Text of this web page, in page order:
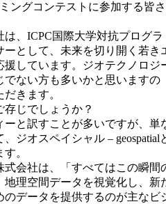
ングコンテストに参加する皆さ
、ICPC国際大学対抗プログラ
ーとして、未来を切り開く若き
援しています。ジオテクノロジ
でない方も多いかと思いますの
きます。
じでしょうか？
と訳すことが多いですが、単
ジオスペイシャル – geospatial
。
会社は、「すべてはこの瞬間
理空間データを視覚化し、新
データを提供するのが主なビ